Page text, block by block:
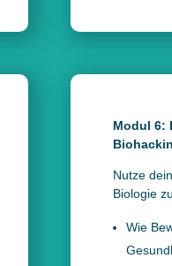
Modul 6:
Nutze
Biologie
Wie